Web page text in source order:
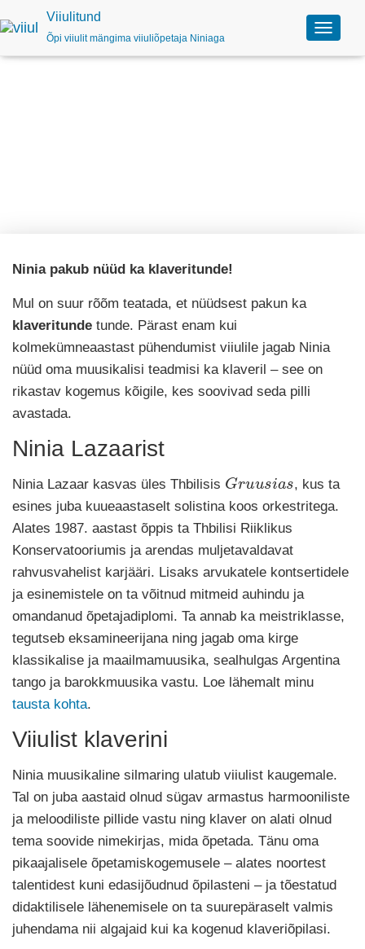
Viiulitund
Õpi viiulit mängima viiuliõpetaja Niniaga
L
ü
Ninia pakub nüüd ka klaveritunde!
Mul on suur rõõm teatada, et nüüdsest pakun ka
klaveritunde tunde. Pärast enam kui
kolmekümneaastast pühendumist viiulile jagab Ninia
nüüd oma muusikalisi teadmisi ka klaveril – see on
rikastav kogemus kõigile, kes soovivad seda pilli
avastada.
Ninia Lazaarist
Ninia Lazaar kasvas üles Thbilisis
G a
, kus ta
esines juba kuueaastaselt solistina koos orkestritega.
Alates 1987. aastast õppis ta Thbilisi Riiklikus
Konservatooriumis ja arendas muljetavaldavat
rahvusvahelist karjääri. Lisaks arvukatele kontsertidele
ja esinemistele on ta võitnud mitmeid auhindu ja
omandanud õpetajadiplomi. Ta annab ka meistriklasse,
tegutseb eksamineerijana ning jagab oma kirge
klassikalise ja maailmamuusika, sealhulgas Argentina
tango ja barokkmuusika vastu. Loe lähemalt minu
tausta kohta.
Viiulist klaverini
Ninia muusikaline silmaring ulatub viiulist kaugemale.
Tal on juba aastaid olnud sügav armastus harmooniliste
ja meloodiliste pillide vastu ning klaver on alati olnud
tema soovide nimekirjas, mida õpetada. Tänu oma
pikaajalisele õpetamiskogemusele – alates noortest
talentidest kuni edasijõudnud õpilasteni – ja tõestatud
didaktilisele lähenemisele on ta suurepäraselt valmis
juhendama nii algajaid kui ka kogenud klaveriõpilasi.